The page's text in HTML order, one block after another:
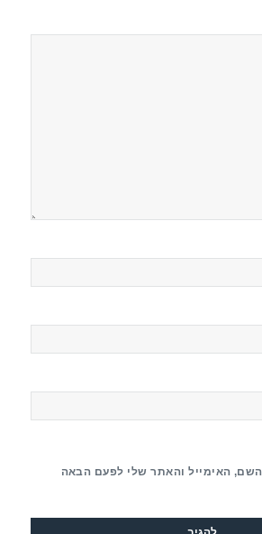
האימייל והאתר שלי לפעם הבאה